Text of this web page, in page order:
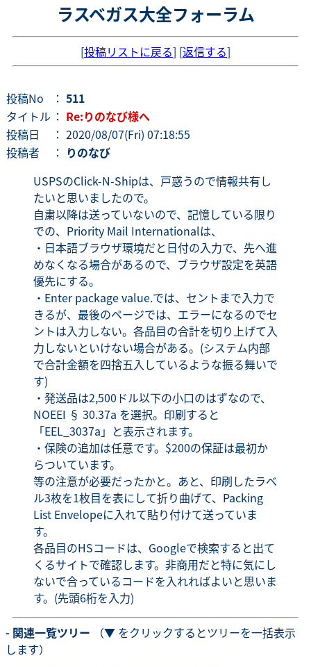
ラスベガス大全フォーラム
[投稿リストに戻る] [返信する]
投稿No ： 511
タイトル ： Re:りのなび様へ
投稿日
： 2020/08/07(Fri) 07:18:55
投稿者
： りのなび
USPSのClick-N-Shipは、戸惑うので情報共有し
たいと思いましたので。
自粛以降は送っていないので、記憶している限り
での、Priority Mail Internationalは、
・日本語ブラウザ環境だと日付の入力で、先へ進
めなくなる場合があるので、ブラウザ設定を英語
優先にする。
・Enter package value.では、セントまで入力で
きるが、最後のページでは、エラーになるのでセ
ントは入力しない。各品目の合計を切り上げて入
力しないといけない場合がある。(システム内部
で合計金額を四捨五入しているような振る舞いで
す)
・発送品は2,500ドル以下の小口のはずなので、
NOEEI § 30.37a を選択。印刷すると
「EEL_3037a」と表示されます。
・保険の追加は任意です。$200の保証は最初か
らついています。
等の注意が必要だったかと。あと、印刷したラベ
ル3枚を1枚目を表にして折り曲げて、Packing
List Envelopeに入れて貼り付けて送っていま
す。
各品目のHSコードは、Googleで検索すると出て
くるサイトで確認します。非商用だと特に気にし
ないで合っているコードを入れればよいと思いま
す。(先頭6桁を入力)
- 関連一覧ツリー （▼ をクリックするとツリーを一括表示
します）